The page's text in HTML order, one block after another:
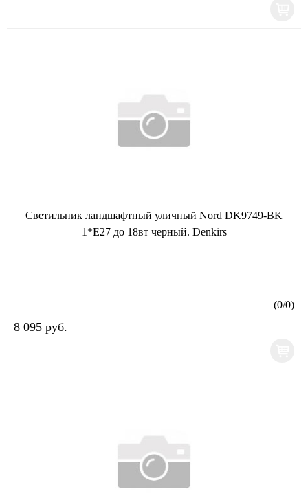
Светильник ландшафтный уличный Nord DK9749-BK
1*E27 до 18вт черный. Denkirs
(0/0)
8 095 руб.